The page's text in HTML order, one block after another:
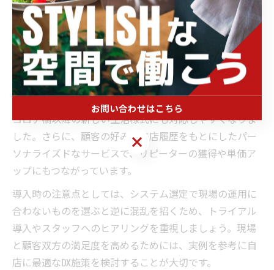
が大幅に減少し、スタッフの無駄な移動や作業時間も削
減されました。結果として、現場全体の生産性が向上
し、スタッフの満足度も高まっています。
また、顧客体験の面でも、モバイルオーダーやキャッシ
ュレス決済の導入は利便性向上に直結しています。例え
ば、待ち時間の短縮や非接触型のサービス提供により、
コロナ禍以降の新しい生活様式にも対応しやすくなりま
した。さらに、顧客の好みや来店履歴をもとにしたパー
ソナライズドなサービスで、リピーターの獲得や単価ア
ップにもつながっています。
導入時の注意点としては、システム選定で現場の運用に
合わないものを選ぶと逆に混乱を招くため、トライアル
導入やスタッフへのヒアリングを重視しましょう。現場
と顧客双方の満足度を高めるためには、実例を参考に自
店に最適なDX施策を検討することが大切です。
お問い合わせはこちら
お問い合わせはこちら